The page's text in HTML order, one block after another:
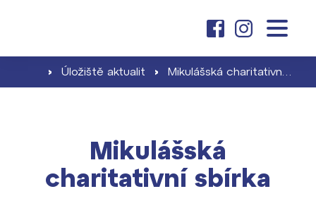
Dny otevřených dveří
Klub absolventů
Dokumenty školy ›
základní škola
Školné pro ZŠ
Zápis a jeho výsledky
Proč studovat u nás
aktuality
› Úložiště aktualit › Mikulášská charitativní sbírka
Mikulášská
charitativní sbírka